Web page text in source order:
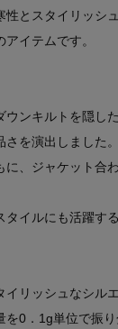
とスタイリッシ
イテムです。
ンキルトを隠し
を演出しました。
、ジャケット合
イルにも活躍す
リッシュなシル
0．1g単位で振